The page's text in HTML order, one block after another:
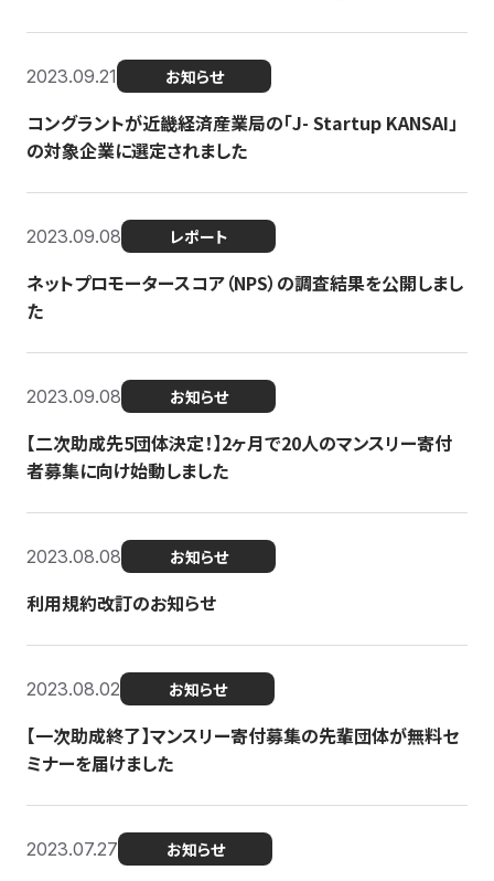
2023.09.21 お知らせ
コングラントが近畿経済産業局の「J- Startup KANSAI」
の対象企業に選定されました
2023.09.08 レポート
ネットプロモータースコア（NPS）の調査結果を公開しまし
た
2023.09.08 お知らせ
【二次助成先5団体決定！】2ヶ月で20人のマンスリー寄付
者募集に向け始動しました
2023.08.08 お知らせ
利用規約改訂のお知らせ
2023.08.02 お知らせ
【一次助成終了】マンスリー寄付募集の先輩団体が無料セ
ミナーを届けました
2023.07.27 お知らせ